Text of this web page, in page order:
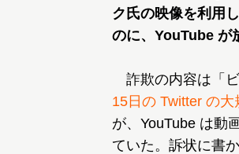
ク氏の映像を利用
のに、YouTube が
詐欺の内容は「ビ
15日の Twitter の
が、YouTube は動
ていた。訴状に書